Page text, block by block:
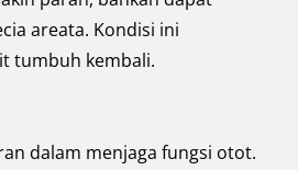
areata. Kondisi ini
tumbuh kembali.
dalam menjaga fungsi otot.